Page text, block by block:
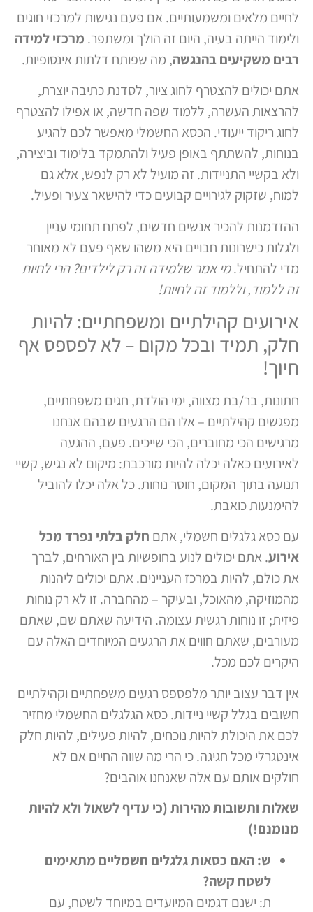
לחיים מלאים ומשמעותיים. אם פעם נגישות למרכזי חוגים
ולימוד הייתה בעיה, היום זה הולך ומשתפר.מרכזי למידה
רבים משקיעים בהנגשה, מה שפותח דלתות אינסופיות.
אתם יכולים להצטרף לחוג ציור, לסדנת כתיבה יוצרת,
להרצאות העשרה, ללמוד שפה חדשה, או אפילו להצטרף
לחוג ריקוד ייעודי. הכסא החשמלי מאפשר לכם להגיע
בנוחות, להשתתף באופן פעיל ולהתמקד בלימוד וביצירה,
ולא בקשיי התניידות. זה מועיל לא רק לנפש, אלא גם
למוח, שזקוק לגירויים קבועים כדי להישאר צעיר ופעיל.
ההזדמנות להכיר אנשים חדשים, לפתח תחומי עניין
ולגלות כישרונות חבויים היא משהו שאף פעם לא מאוחר
מדי להתחיל.מי אמר שלמידה זה רק לילדים? הרי לחיות
זה ללמוד, וללמוד זה לחיות!
אירועים קהילתיים ומשפחתיים: להיות
חלק, תמיד ובכל מקום – לא לפספס אף
חיוך!
חתונות, בר/בת מצווה, ימי הולדת, חגים משפחתיים,
מפגשים קהילתיים – אלו הם הרגעים שבהם אנחנו
מרגישים הכי מחוברים, הכי שייכים. פעם, ההגעה
לאירועים כאלה יכלה להיות מורכבת: מיקום לא נגיש, קשיי
תנועה בתוך המקום, חוסר נוחות. כל אלה יכלו להוביל
להימנעות כואבת.
עם כסא גלגלים חשמלי, אתםחלק בלתי נפרד מכל
אירוע. אתם יכולים לנוע בחופשיות בין האורחים, לברך
את כולם, להיות במרכז העניינים. אתם יכולים ליהנות
מהמוזיקה, מהאוכל, ובעיקר – מהחברה. זו לא רק נוחות
פיזית; זו נוחות רגשית עצומה. הידיעה שאתם שם, שאתם
מעורבים, שאתם חווים את הרגעים המיוחדים האלה עם
היקרים לכם מכל.
אין דבר עצוב יותר מלפספס רגעים משפחתיים וקהילתיים
חשובים בגלל קשיי ניידות. כסא הגלגלים החשמלי מחזיר
לכם את היכולת להיות נוכחים, להיות פעילים, להיות חלק
אינטגרלי מכל חגיגה. כי הרי מה שווה החיים אם לא
חולקים אותם עם אלה שאנחנו אוהבים?
שאלות ותשובות מהירות (כי עדיף לשאול ולא להיות
מנומנם!)
ש: האם כסאות גלגלים חשמליים מתאימים
לשטח קשה?
ת: ישנם דגמים המיועדים במיוחד לשטח, עם